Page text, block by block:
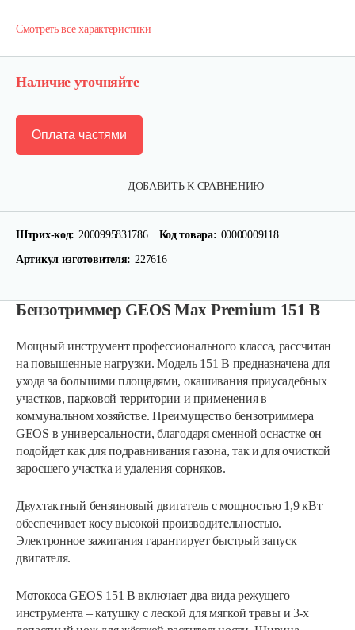
Смотреть все характеристики
Наличие уточняйте
ДОБАВИТЬ К СРАВНЕНИЮ
Оплата частями
Штрих-код: 2000995831786 Код товара: 00000009118
Артикул изготовителя: 227616
Бензотриммер GEOS Max Premium 151 В
Мощный инструмент профессионального класса, рассчитан
на повышенные нагрузки. Модель 151 B предназначена для
ухода за большими площадями, окашивания приусадебных
участков, парковой территории и применения в
коммунальном хозяйстве. Преимущество бензотриммера
GEOS в универсальности, благодаря сменной оснастке он
подойдет как для подравнивания газона, так и для очисткой
заросшего участка и удаления сорняков.
Двухтактный бензиновый двигатель с мощностью 1,9 кВт
обеспечивает косу высокой производительностью.
Электронное зажигания гарантирует быстрый запуск
двигателя.
Мотокоса GEOS 151 В включает два вида режущего
инструмента – катушку с леской для мягкой травы и 3-х